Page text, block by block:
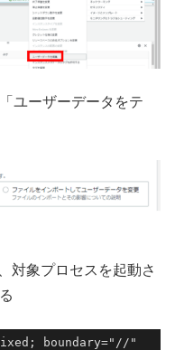
ユーザーデータをテ
対象プロセスを起動さ